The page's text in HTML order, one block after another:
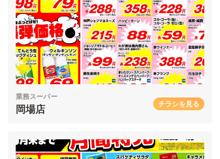
業務スーパー
岡場店 チラシを見る